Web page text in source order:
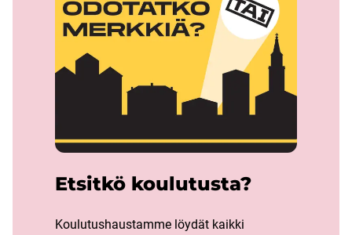
Etsitkö koulutusta?
Koulutushaustamme löydät kaikki